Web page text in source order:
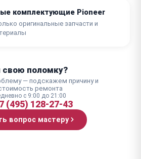
комплектующие Pioneer
оригинальные запчасти и
поломку?
— подскажем причину и
ремонта
с 9:00 до 21:00
(495) 128-27-43
вопрос мастеру